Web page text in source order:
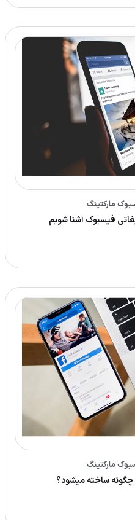
مارکتینگ
فیسبوک آشنا شویم
مارکتینگ
ساخته میشود؟